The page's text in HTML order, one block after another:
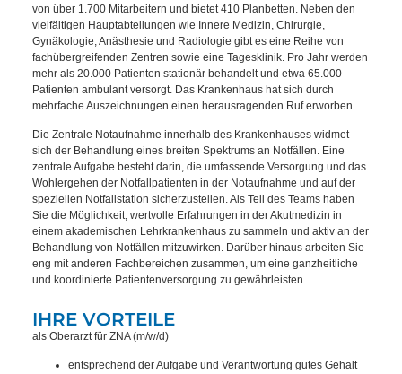
von über 1.700 Mitarbeitern und bietet 410 Planbetten. Neben den
vielfältigen Hauptabteilungen wie Innere Medizin, Chirurgie,
Gynäkologie, Anästhesie und Radiologie gibt es eine Reihe von
fachübergreifenden Zentren sowie eine Tagesklinik. Pro Jahr werden
mehr als 20.000 Patienten stationär behandelt und etwa 65.000
Patienten ambulant versorgt. Das Krankenhaus hat sich durch
mehrfache Auszeichnungen einen herausragenden Ruf erworben.
Die Zentrale Notaufnahme innerhalb des Krankenhauses widmet
sich der Behandlung eines breiten Spektrums an Notfällen. Eine
zentrale Aufgabe besteht darin, die umfassende Versorgung und das
Wohlergehen der Notfallpatienten in der Notaufnahme und auf der
speziellen Notfallstation sicherzustellen. Als Teil des Teams haben
Sie die Möglichkeit, wertvolle Erfahrungen in der Akutmedizin in
einem akademischen Lehrkrankenhaus zu sammeln und aktiv an der
Behandlung von Notfällen mitzuwirken. Darüber hinaus arbeiten Sie
eng mit anderen Fachbereichen zusammen, um eine ganzheitliche
und koordinierte Patientenversorgung zu gewährleisten.
IHRE VORTEILE
als Oberarzt für ZNA (m/w/d)
entsprechend der Aufgabe und Verantwortung gutes Gehalt